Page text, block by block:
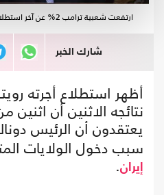
ارتفعت شعبية ترامب 2% عن آخر استطلاع - الأناضول
شارك الخبر
أظهر استطلاع أجرته
نتائجه الاثنين أن اثنين
يعتقدون أن الرئيس
سبب دخول الولايات
إيران.